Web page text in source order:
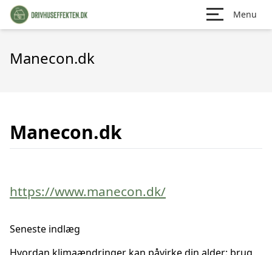
Menu
Manecon.dk
Manecon.dk
https://www.manecon.dk/
Seneste indlæg